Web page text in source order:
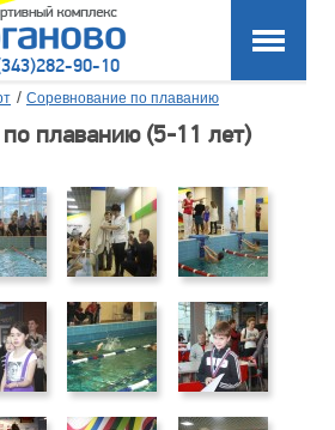
90-10
/ Соревнование по плаванию
плаванию (5-11 лет)